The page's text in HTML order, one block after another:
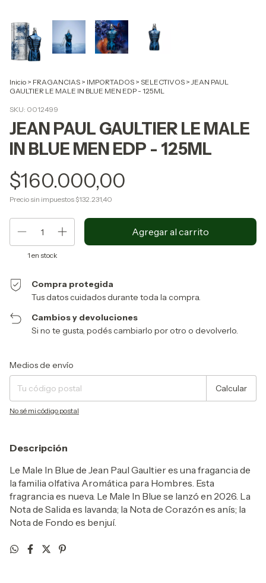
Inicio > FRAGANCIAS > IMPORTADOS > SELECTIVOS > JEAN PAUL
GAULTIER LE MALE IN BLUE MEN EDP - 125ML
SKU: 0012499
JEAN PAUL GAULTIER LE MALE
IN BLUE MEN EDP - 125ML
$160.000,00
Precio sin impuestos $132.231,40
1 en stock
Compra protegida
Tus datos cuidados durante toda la compra.
Cambios y devoluciones
Si no te gusta, podés cambiarlo por otro o devolverlo.
Entregas para el CP:
Medios de envío
Calcular
No sé mi código postal
Descripción
Le Male In Blue de Jean Paul Gaultier es una fragancia de
la familia olfativa Aromática para Hombres. Esta
fragrancia es nueva. Le Male In Blue se lanzó en 2026. La
Nota de Salida es lavanda; la Nota de Corazón es anís; la
Nota de Fondo es benjuí.